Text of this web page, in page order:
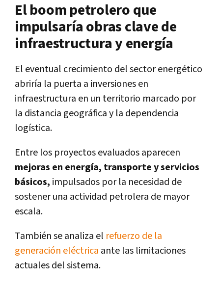
El boom petrolero que
impulsaría obras clave de
infraestructura y energía
El eventual crecimiento del sector energético
abriría la puerta a inversiones en
infraestructura en un territorio marcado por
la distancia geográfica y la dependencia
logística.
Entre los proyectos evaluados aparecen
mejoras en energía, transporte y servicios
básicos, impulsados por la necesidad de
sostener una actividad petrolera de mayor
escala.
También se analiza el refuerzo de la
generación eléctrica ante las limitaciones
actuales del sistema.